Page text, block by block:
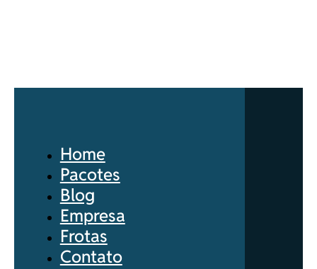
Home
Pacotes
Blog
Empresa
Frotas
Contato